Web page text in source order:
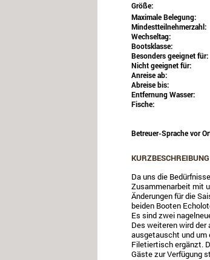
Größe:
Maximale Belegung:
Mindestteilnehmerzahl:
Wechseltag:
Bootsklasse:
Besonders geeignet für:
Nicht geeignet für:
Anreise ab:
Abreise bis:
Entfernung Wasser:
Fische:
Betreuer-Sprache vor
KURZBESCHREIBUNG
Da uns die
Zusammenarbeit mit
Änderungen für die
beiden Booten
Es sind zwei
Des weiteren wird
ausgetauscht und um
Filetiertisch ergänzt.
Gäste zur Verfügung